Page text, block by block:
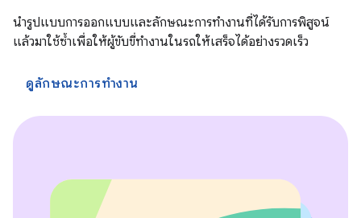
นำรูปแบบการออกแบบและลักษณะการทำงานที่ได้รับการพิสูจน์
แล้วมาใช้ซ้ำเพื่อให้ผู้ขับขี่ทำงานในรถให้เสร็จได้อย่างรวดเร็ว
ดูลักษณะการทำงาน